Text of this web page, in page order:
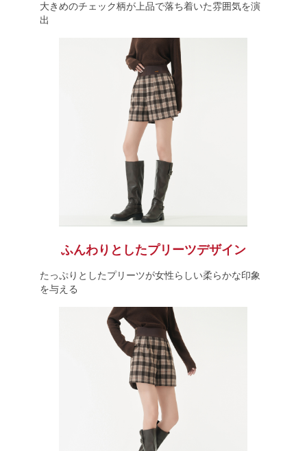
大きめのチェック柄が上品で落ち着いた雰囲気を演
出
ふんわりとしたプリーツデザイン
たっぷりとしたプリーツが女性らしい柔らかな印象
を与える